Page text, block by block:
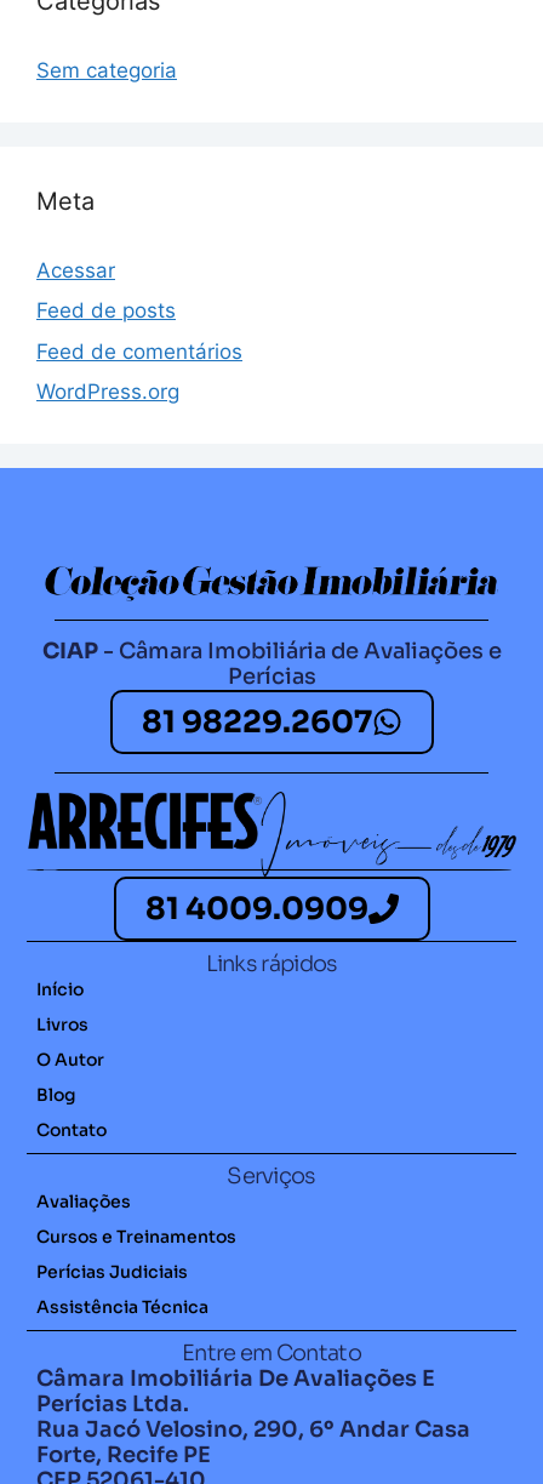
Sem categoria
Meta
Acessar
Feed de posts
Feed de comentários
WordPress.org
CIAP- Câmara Imobiliária de Avaliações e
Perícias
81 98229.2607​
81 4009.0909
Links rápidos
Início
Livros
O Autor
Blog
Contato
Serviços
Avaliações
Cursos e Treinamentos
Perícias Judiciais
Assistência Técnica
Entre em Contato
Câmara Imobiliária De Avaliações E
Perícias Ltda.
Rua Jacó Velosino, 290, 6º Andar Casa
Forte, Recife PE